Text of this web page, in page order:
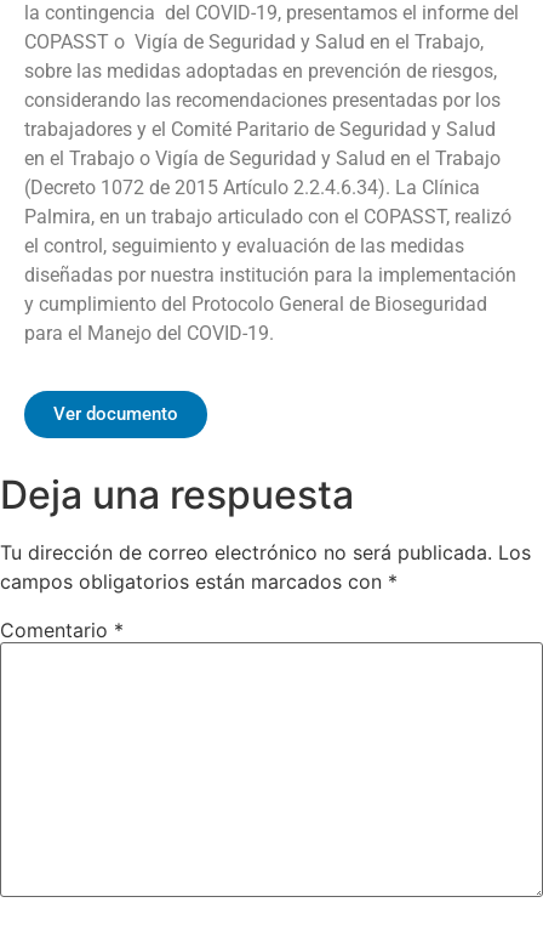
la contingencia del COVID-19, presentamos el informe del
COPASST o Vigía de Seguridad y Salud en el Trabajo,
sobre las medidas adoptadas en prevención de riesgos,
considerando las recomendaciones presentadas por los
trabajadores y el Comité Paritario de Seguridad y Salud
en el Trabajo o Vigía de Seguridad y Salud en el Trabajo
(Decreto 1072 de 2015 Artículo 2.2.4.6.34). La Clínica
Palmira, en un trabajo articulado con el COPASST, realizó
el control, seguimiento y evaluación de las medidas
diseñadas por nuestra institución para la implementación
y cumplimiento del Protocolo General de Bioseguridad
para el Manejo del COVID-19.
Ver documento
Deja una respuesta
Tu dirección de correo electrónico no será publicada. Los
campos obligatorios están marcados con *
Comentario *